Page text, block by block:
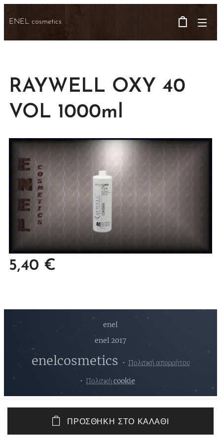
ENEL cosmetics
RAYWELL OXY 40
VOL 1000ml
5,40 €
ΠΡΟΣΘΉΚΗ ΣΤΟ ΚΑΛΆΘΙ
enel
enel 2017
enelcosmetics Πολιτική απορρήτου
Πολιτική cookie